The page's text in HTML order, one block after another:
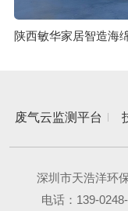
废气云监测平台
深圳市天浩洋环
电话： 139-